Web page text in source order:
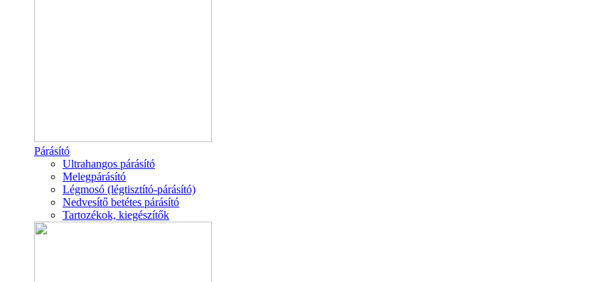
Párásító
Ultrahangos párásító
Melegpárásító
Légmosó (légtisztító-párásító)
Nedvesítő betétes párásító
Tartozékok, kiegészítők